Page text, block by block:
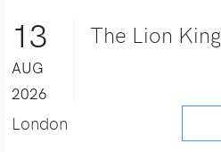
13
AUG
2026
The Lion King
London